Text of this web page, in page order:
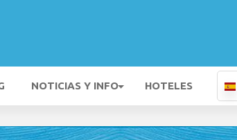
NOTICIAS Y INFO HOTELES